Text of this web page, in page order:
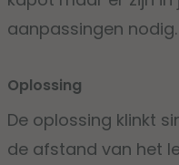
aanpassingen nodig.
Oplossing
De oplossing klinkt
de afstand van het